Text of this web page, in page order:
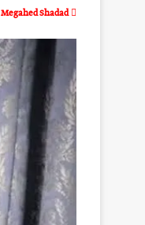
Megahed Shadad